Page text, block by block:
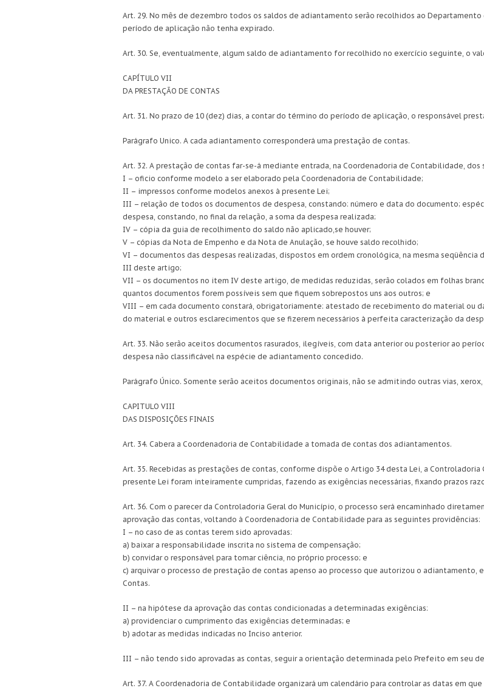
Art. 29. No mês de dezembro todos os saldos de adiantamento serão recolhidos ao
período de aplicação não tenha expirado.
Art. 30. Se, eventualmente, algum saldo de adiantamento for recolhido no exercício seguinte, o
CAPÍTULO VII
DA PRESTAÇÃO DE CONTAS
Art. 31. No prazo de 10 (dez) dias, a contar do término do período de aplicação, o responsável
Parágrafo Unico. A cada adiantamento corresponderá uma prestação de contas.
Art. 32. A prestação de contas far-se-á mediante entrada, na Coordenadoria de Contabilidade,
I – oficio conforme modelo a ser elaborado pela Coordenadoria de Contabilidade;
II – impressos conforme modelos anexos à presente Lei;
III – relação de todos os documentos de despesa, constando: número e data do documento;
despesa, constando, no final da relação, a soma da despesa realizada;
IV – cópia da guia de recolhimento do saldo não aplicado,se houver;
V – cópias da Nota de Empenho e da Nota de Anulação, se houve saldo recolhido;
VI – documentos das despesas realizadas, dispostos em ordem cronológica, na mesma seqüência
III deste artigo;
VII – os documentos no item IV deste artigo, de medidas reduzidas, serão colados em folhas
quantos documentos forem possíveis sem que fiquem sobrepostos uns aos outros; e
VIII – em cada documento constará, obrigatoriamente: atestado de recebimento do material ou
do material e outros esclarecimentos que se fizerem necessários à perfeita caracterização da
Art. 33. Não serão aceitos documentos rasurados, ilegíveis, com data anterior ou posterior ao
despesa não classificável na espécie de adiantamento concedido.
Parágrafo Único. Somente serão aceitos documentos originais, não se admitindo outras vias,
CAPITULO VIII
DAS DISPOSIÇÕES FINAIS
Art. 34. Cabera a Coordenadoria de Contabilidade a tomada de contas dos adiantamentos.
Art. 35. Recebidas as prestações de contas, conforme dispõe o Artigo 34 desta Lei, a
presente Lei foram inteiramente cumpridas, fazendo as exigências necessárias, fixando prazos
Art. 36. Com o parecer da Controladoria Geral do Município, o processo será encaminhado
aprovação das contas, voltando à Coordenadoria de Contabilidade para as seguintes providências:
I – no caso de as contas terem sido aprovadas:
a) baixar a responsabilidade inscrita no sistema de compensação;
b) convidar o responsável para tomar ciência, no próprio processo; e
c) arquivar o processo de prestação de contas apenso ao processo que autorizou o adiantamento,
Contas.
II – na hipótese da aprovação das contas condicionadas a determinadas exigências:
a) providenciar o cumprimento das exigências determinadas; e
b) adotar as medidas indicadas no Inciso anterior.
III – não tendo sido aprovadas as contas, seguir a orientação determinada pelo Prefeito em seu
Art. 37. A Coordenadoria de Contabilidade organizará um calendário para controlar as datas em